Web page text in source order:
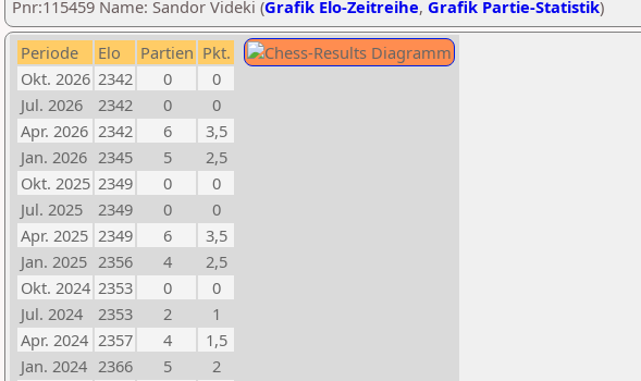
Pnr:115459 Name: Sandor Videki (Grafik Elo-Zeitreihe, Grafik Partie-Statistik)
Periode Elo Partien Pkt.
Okt. 2026 2342 0
0
Jul. 2026
2342 0
0
Apr. 2026 2342 6
3,5
Jan. 2026 2345 5
2,5
Okt. 2025 2349 0
0
Jul. 2025
2349 0
0
Apr. 2025 2349 6
3,5
Jan. 2025 2356 4
2,5
Okt. 2024 2353 0
0
Jul. 2024
2353 2
1
Apr. 2024 2357 4
1,5
Jan. 2024 2366 5
2